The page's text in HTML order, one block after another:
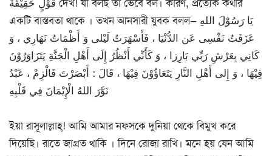
قَوْلٍ حَقِيْقَةً দেখ! যা বলছ তা ভেবে বল। কারণ, প্রত্যেক কথার
একটি বাস্তবতা থাকে । তখন আনসারী যুবক বলল— يَا رَسُوْلَ اللهِ
عَزَفَتُ نَفْسِى عَن الدُّنْيَا ، فَأَسْهَرَتُ لَيْلى وَ أَظْمَاتُ نَهَارِي ، وَ
كَانِي بِعَرْشِ رَبِّي بَارِزا ، وَ كَأَنِّي أَنْظُرُ إِلَى أَهْلِ الْجَنَّةِ يَتَزَاوَرُوْنَ
فِيْهَا ، وَ إِلى أَهْلِ النَّارِ يَتَعَاؤُوْنَ فِيْهَا ، قَالَ : أَبْصَرْتَ فَالْزِمْ ، عَبْدُ
نَوَّرَ اللهُ الْإِيْمَانَ فِي قَلْبِهِ
ইয়া রাসূলাল্লাহ্! আমি আমার নফসকে দুনিয়া থেকে বিমুখ করে
দিয়েছি। রাতে জাগ্রত থাকি । দিনে রোজা রাখি। মনে হয় যেন আমি